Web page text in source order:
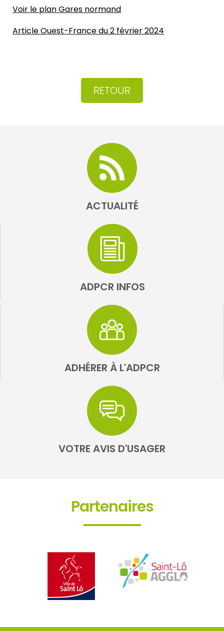
Voir le plan Gares normand
Article Ouest-France du 2 février 2024
RETOUR
ACTUALITÉ
ADPCR INFOS
ADHÉRER À L'ADPCR
VOTRE AVIS D'USAGER
Partenaires